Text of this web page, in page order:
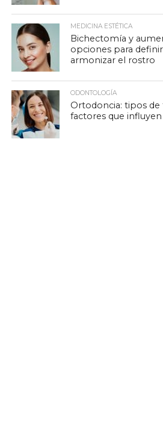
MEDICINA ESTÉTICA
Bichectomía y
opciones para
armonizar el rostro
ODONTOLOGÍA
Ortodoncia: tipos
factores que influyen